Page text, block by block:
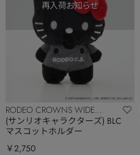
RODEO CROWNS WIDE
BOWL
(サンリオキャラクターズ) BLC
マスコットホルダー
￥2,750